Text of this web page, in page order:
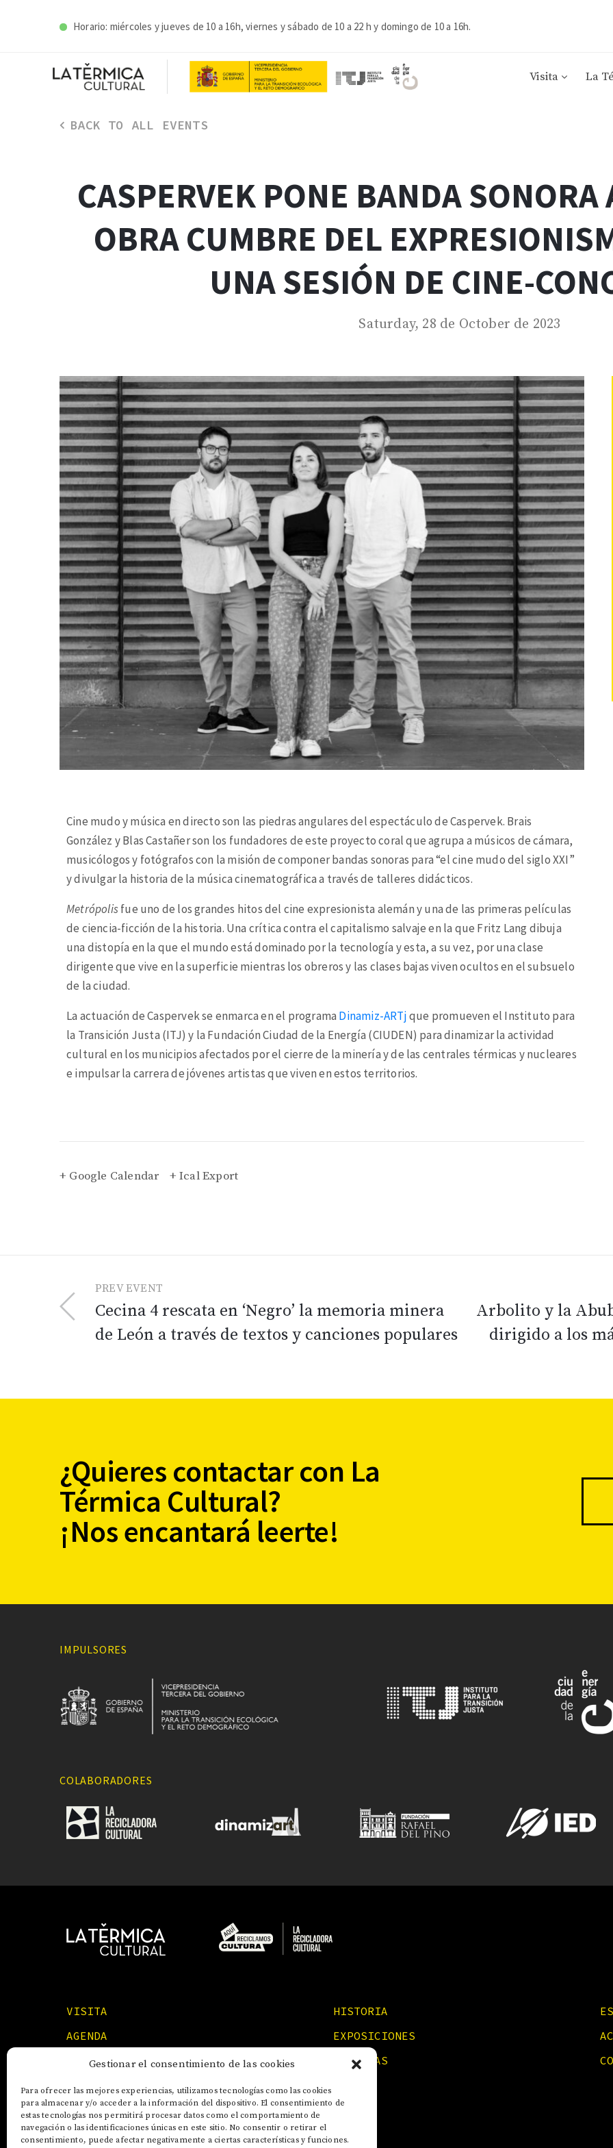
Gestionar el consentimiento de las cookies
Para ofrecer las mejores experiencias, utilizamos tecnologías como las cookies
para almacenar y/o acceder a la información del dispositivo. El consentimiento de
estas tecnologías nos permitirá procesar datos como el comportamiento de
navegación o las identificaciones únicas en este sitio. No consentir o retirar el
consentimiento, puede afectar negativamente a ciertas características y funciones.
Horario: miércoles y jueves de 10 a 16h, viernes y sábado de 10 a 22 h y domingo de 10 a 16h.
Visita La
BACK TO ALL EVENTS
CASPERVEK PONE BANDA
OBRA CUMBRE DEL
UNA SESIÓN DE CINE-
Saturday, 28 de October de 2023
Cine mudo y música en directo son las piedras angulares del espectáculo de Caspervek. Brais
González y Blas Castañer son los fundadores de este proyecto coral que agrupa a músicos de cámara,
musicólogos y fotógrafos con la misión de componer bandas sonoras para “el cine mudo del siglo XXI”
y divulgar la historia de la música cinematográfica a través de talleres didácticos.
Metrópolisfue uno de los grandes hitos del cine expresionista alemán y una de las primeras películas
de ciencia-ficción de la historia. Una crítica contra el capitalismo salvaje en la que Fritz Lang dibuja
una distopía en la que el mundo está dominado por la tecnología y esta, a su vez, por una clase
dirigente que vive en la superficie mientras los obreros y las clases bajas viven ocultos en el subsuelo
de la ciudad.
La actuación de Caspervek se enmarca en el programa Dinamiz-ARTjque promueven el Instituto para
la Transición Justa (ITJ) y la Fundación Ciudad de la Energía (CIUDEN) para dinamizar la actividad
cultural en los municipios afectados por el cierre de la minería y de las centrales térmicas y nucleares
e impulsar la carrera de jóvenes artistas que viven en estos territorios.
+ Google Calendar + Ical Export
PREV EVENT
Cecina 4 rescata en ‘Negro’ la memoria minera
de León a través de textos y canciones populares
Arbolito y la
dirigido a los
¿Quieres contactar con La
Térmica Cultural?
¡Nos encantará leerte!
IMPULSORES
COLABORADORES
VISITA HISTORIA
AGENDA
EXPOSICIONES
FORMACIONES
NOTICIAS